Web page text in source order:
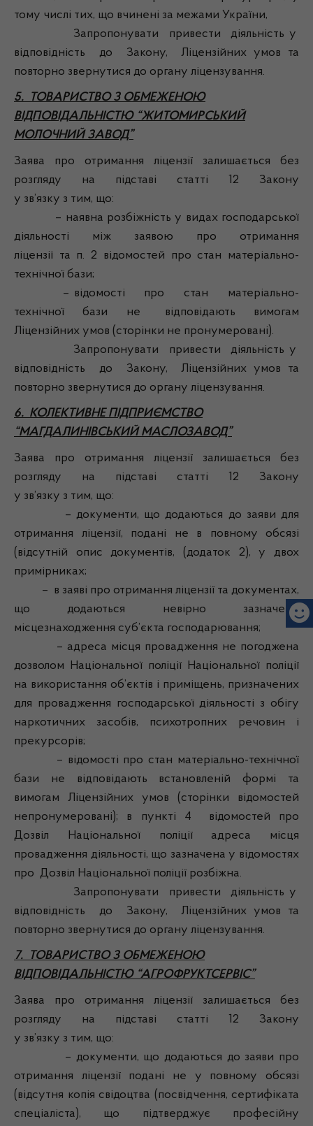
тому числі тих, що вчинені за межами України,
Запропонувати привести діяльність у
відповідність до Закону, Ліцензійних умов та
повторно звернутися до органу ліцензування.
5. ТОВАРИСТВО З ОБМЕЖЕНОЮ
ВІДПОВІДАЛЬНІСТЮ “ЖИТОМИРСЬКИЙ
МОЛОЧНИЙ ЗАВОД”
Заява про отримання ліцензії залишається без
розгляду на підставі статті 12 Закону
у зв’язку з тим, що:
– наявна розбіжність у видах господарської
діяльності між заявою про отримання
ліцензії та п. 2 відомостей про стан матеріально-
технічної бази;
– відомості про стан матеріально-
технічної бази не відповідають вимогам
Ліцензійних умов (сторінки не пронумеровані).
Запропонувати привести діяльність у
відповідність до Закону, Ліцензійних умов та
повторно звернутися до органу ліцензування.
6. КОЛЕКТИВНЕ ПІДПРИЄМСТВО
“МАГДАЛИНІВСЬКИЙ МАСЛОЗАВОД”
Заява про отримання ліцензії залишається без
розгляду на підставі статті 12 Закону
у зв’язку з тим, що:
– документи, що додаються до заяви для
отримання ліцензії, подані не в повному обсязі
(відсутній опис документів, (додаток 2), у двох
примірниках;
– в заяві про отримання ліцензії та документах,
що додаються невірно зазначено
місцезнаходження суб’єкта господарювання;
– адреса місця провадження не погоджена
дозволом Національної поліції Національної поліції
на використання об’єктів і приміщень, призначених
для провадження господарської діяльності з обігу
наркотичних засобів, психотропних речовин і
прекурсорів;
– відомості про стан матеріально-технічної
бази не відповідають встановленій формі та
вимогам Ліцензійних умов (сторінки відомостей
непронумеровані); в пункті 4 відомостей про
Дозвіл Національної поліції адреса місця
провадження діяльності, що зазначена у відомостях
про Дозвіл Національної поліції розбіжна.
Запропонувати привести діяльність у
відповідність до Закону, Ліцензійних умов та
повторно звернутися до органу ліцензування.
7. ТОВАРИСТВО З ОБМЕЖЕНОЮ
ВІДПОВІДАЛЬНІСТЮ “АГРОФРУКТСЕРВІС”
Заява про отримання ліцензії залишається без
розгляду на підставі статті 12 Закону
у зв’язку з тим, що:
– документи, що додаються до заяви про
отримання ліцензії подані не у повному обсязі
(відсутня копія свідоцтва (посвідчення, сертифіката
спеціаліста), що підтверджує професійну